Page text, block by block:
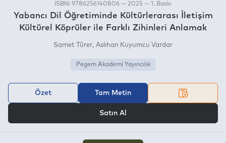
ISBN: 9786256140806 — 2025 — 1. Baskı
Yabancı Dil Öğretiminde Kültürlerarası İletişim
Kültürel Köprüler ile Farklı Zihinleri Anlamak
Samet Türer Aslıhan Kuyumcu Vardar
Pegem Akademi Yayıncılık
Özet Tam Metin
Satın Al